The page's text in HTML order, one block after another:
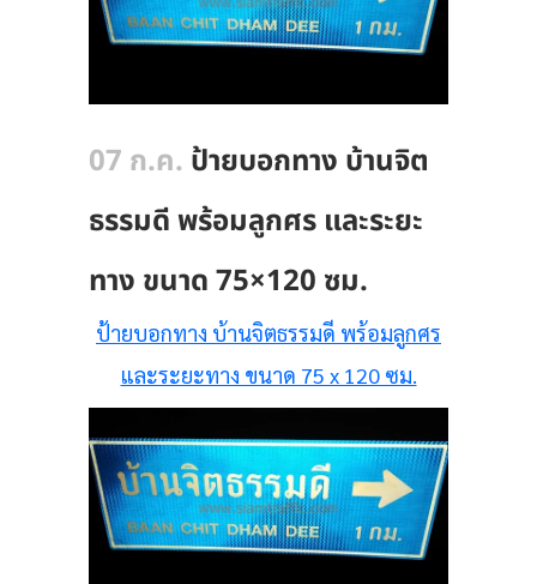
07 ก.ค. ป้ายบอกทาง บ้านจิต
ธรรมดี พร้อมลูกศร และระยะ
ทาง ขนาด 75×120 ซม.
ป้ายบอกทาง บ้านจิตธรรมดี พร้อมลูกศร
และระยะทาง ขนาด 75 x 120 ซม.